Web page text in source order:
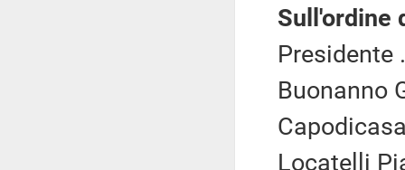
Sull'ordine
Presidente
Buonanno
Locatelli